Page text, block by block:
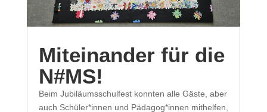
Miteinander für die
N#MS!
Beim Jubiläumsschulfest konnten alle Gäste, aber
auch Schüler*innen und Pädagog*innen mithelfen,